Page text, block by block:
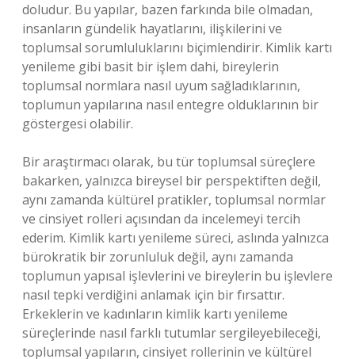
doludur. Bu yapılar, bazen farkında bile olmadan,
insanların gündelik hayatlarını, ilişkilerini ve
toplumsal sorumluluklarını biçimlendirir. Kimlik kartı
yenileme gibi basit bir işlem dahi, bireylerin
toplumsal normlara nasıl uyum sağladıklarının,
toplumun yapılarına nasıl entegre olduklarının bir
göstergesi olabilir.
Bir araştırmacı olarak, bu tür toplumsal süreçlere
bakarken, yalnızca bireysel bir perspektiften değil,
aynı zamanda kültürel pratikler, toplumsal normlar
ve cinsiyet rolleri açısından da incelemeyi tercih
ederim. Kimlik kartı yenileme süreci, aslında yalnızca
bürokratik bir zorunluluk değil, aynı zamanda
toplumun yapısal işlevlerini ve bireylerin bu işlevlere
nasıl tepki verdiğini anlamak için bir fırsattır.
Erkeklerin ve kadınların kimlik kartı yenileme
süreçlerinde nasıl farklı tutumlar sergileyebileceği,
toplumsal yapıların, cinsiyet rollerinin ve kültürel